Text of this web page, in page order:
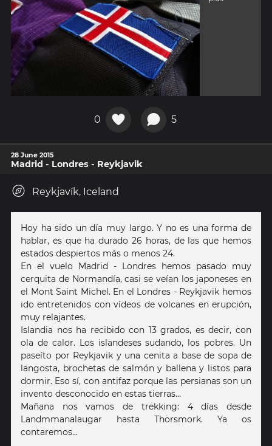
0 5
28 June 2015
Madrid - Londres - Reykjavik
Reykjavík, Iceland
Hoy ha sido un día muy largo. Y no es una forma de
hablar, es que ha durado 26 horas, de las que hemos
estados despiertos más o menos 24.
En el vuelo Madrid - Londres hemos pasado muy
cerquita de Normandía, casi se veían los japoneses en
el Mont Saint Michel. En el Londres - Reykjavik hemos
ido entretenidos con vídeos de volcanes en erupción,
muy relajantes.
Islandia nos ha recibido con 13 grados, es decir, con
ola de calor. Los islandeses sudando, los pobres. Un
paseíto por Reykjavik y una cenita a base de sopa de
langosta, brochetas de salmón y ballena y listos para
dormir. Eso sí, con antifaz porque las persianas son un
invento desconocido en estas tierras...
Mañana nos vamos de trekking: 4 días desde
Landmmanalaugar hasta Thörsmork. Ya os
contaremos...